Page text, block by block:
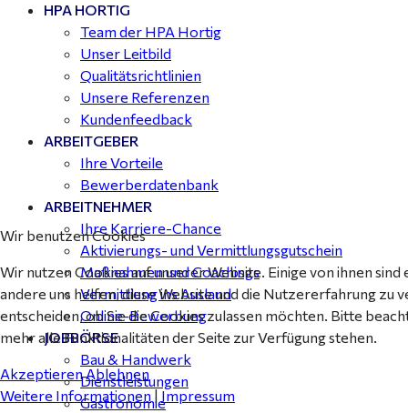
Mitarbeiter Wohnungssanierung / Maler (m/w/d)
Dessau-Roßlau - ab 18,00 €
HPA HORTIG
Team der HPA Hortig
Unser Leitbild
Qualitätsrichtlinien
Unsere Referenzen
Kundenfeedback
ARBEITGEBER
Ihre Vorteile
Bewerberdatenbank
ARBEITNEHMER
Ihre Karriere-Chance
Aktivierungs- und Vermittlungsgutschein
Maßnahmen und Coachings
Vermittlung ins Ausland
Online-Bewerbung
JOBBÖRSE
Bau & Handwerk
Dienstleistungen
Gastronomie
Wir benutzen Cookies
Wir nutzen Cookies auf unserer Website. Einige von ihnen
andere uns helfen, diese Website und die Nutzererfahrung zu
entscheiden, ob Sie die Cookies zulassen möchten. Bitte
mehr alle Funktionalitäten der Seite zur Verfügung stehen.
AkzeptierenAblehnen
Weitere Informationen | Impressum